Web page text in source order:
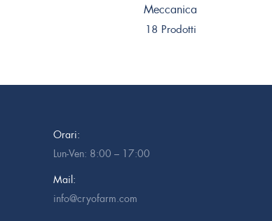
Meccanica
18 Prodotti
Orari:
Lun-Ven: 8:00 – 17:00
Mail:
info@cryofarm.com